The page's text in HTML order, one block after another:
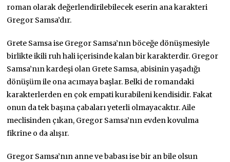
roman olarak değerlendirilebilecek eserin ana karakteri
Gregor Samsa’dır.
Grete Samsa ise Gregor Samsa’nın böceğe dönüşmesiyle
birlikte ikili ruh hali içerisinde kalan bir karakterdir. Gregor
Samsa’nın kardeşi olan Grete Samsa, abisinin yaşadığı
dönüşüm ile ona acımaya başlar. Belki de romandaki
karakterlerden en çok empati kurabileni kendisidir. Fakat
onun da tek başına çabaları yeterli olmayacaktır. Aile
meclisinden çıkan, Gregor Samsa’nın evden kovulma
fikrine o da alışır.
Gregor Samsa’nın anne ve babası ise bir an bile olsun